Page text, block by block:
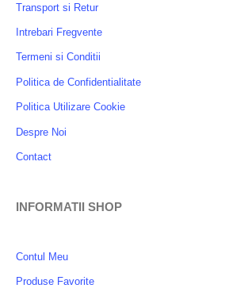
Transport si Retur
Intrebari Fregvente
Termeni si Conditii
Politica de Confidentialitate
Politica Utilizare Cookie
Despre Noi
Contact
INFORMATII SHOP
Contul Meu
Produse Favorite